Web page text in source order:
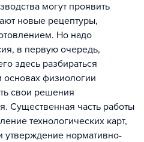
могут проявить
новые рецептуры,
Но надо
в первую очередь,
здесь разбираться
основах физиологии
свои решения
Существенная часть работы
технологических карт,
утверждение нормативно-